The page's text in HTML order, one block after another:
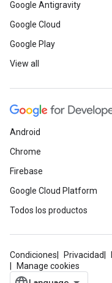
Google Antigravity
Google Cloud
Google Play
View all
Android
Chrome
Firebase
Google Cloud Platform
Todos los productos
Condiciones Privacidad
Manage cookies